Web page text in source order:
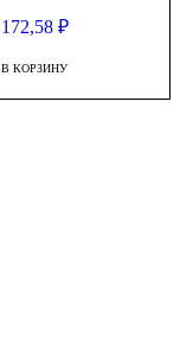
172,58 ₽
В КОРЗИНУ